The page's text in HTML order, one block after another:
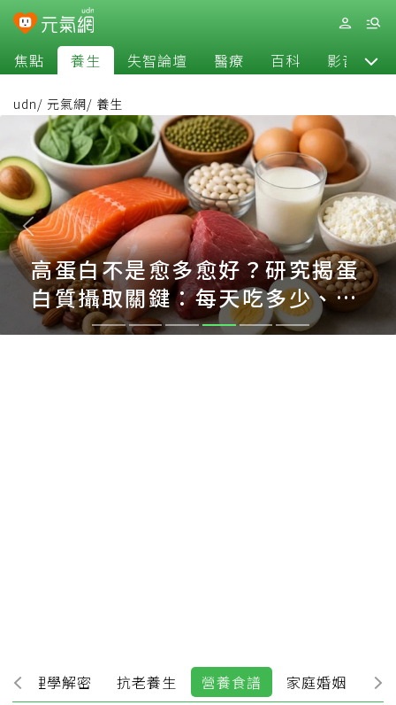
焦點 養生 失智論壇 醫療 百科 影音
udn/ 元氣網/ 養生
高蛋白不是愈多愈好？研究揭蛋
白質攝取關鍵：每天吃多少、哪
些人該多補一次看懂
心理學解密 抗老養生 營養食譜 家庭婚姻